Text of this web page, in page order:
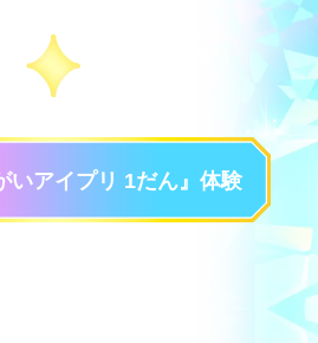
いアイプリ 1だん』体験